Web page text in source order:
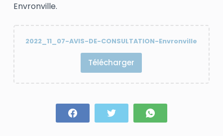
Envronville.
2022_11_07-AVIS-DE-CONSULTATION-Envronville
Télécharger